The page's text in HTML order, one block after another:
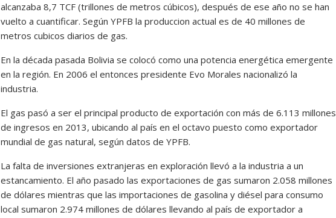
alcanzaba 8,7 TCF (trillones de metros cúbicos), después de ese año no se han
vuelto a cuantificar. Según YPFB la produccion actual es de 40 millones de
metros cubicos diarios de gas.
En la década pasada Bolivia se colocó como una potencia energética emergente
en la región. En 2006 el entonces presidente Evo Morales nacionalizó la
industria.
El gas pasó a ser el principal producto de exportación con más de 6.113 millones
de ingresos en 2013, ubicando al país en el octavo puesto como exportador
mundial de gas natural, según datos de YPFB.
La falta de inversiones extranjeras en exploración llevó a la industria a un
estancamiento. El año pasado las exportaciones de gas sumaron 2.058 millones
de dólares mientras que las importaciones de gasolina y diésel para consumo
local sumaron 2.974 millones de dólares llevando al país de exportador a